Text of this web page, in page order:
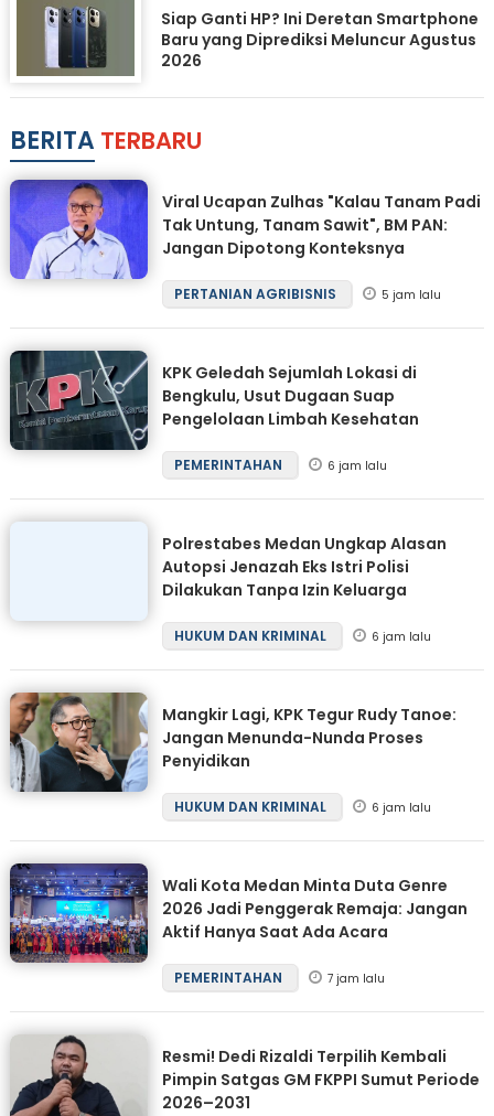
Siap Ganti HP? Ini Deretan Smartphone
Baru yang Diprediksi Meluncur Agustus
2026
BERITA TERBARU
Viral Ucapan Zulhas "Kalau Tanam Padi
Tak Untung, Tanam Sawit", BM PAN:
Jangan Dipotong Konteksnya
PERTANIAN AGRIBISNIS 5 jam lalu
KPK Geledah Sejumlah Lokasi di
Bengkulu, Usut Dugaan Suap
Pengelolaan Limbah Kesehatan
PEMERINTAHAN 6 jam lalu
Polrestabes Medan Ungkap Alasan
Autopsi Jenazah Eks Istri Polisi
Dilakukan Tanpa Izin Keluarga
HUKUM DAN KRIMINAL 6 jam lalu
Mangkir Lagi, KPK Tegur Rudy Tanoe:
Jangan Menunda-Nunda Proses
Penyidikan
HUKUM DAN KRIMINAL 6 jam lalu
Wali Kota Medan Minta Duta Genre
2026 Jadi Penggerak Remaja: Jangan
Aktif Hanya Saat Ada Acara
PEMERINTAHAN 7 jam lalu
Resmi! Dedi Rizaldi Terpilih Kembali
Pimpin Satgas GM FKPPI Sumut Periode
2026–2031